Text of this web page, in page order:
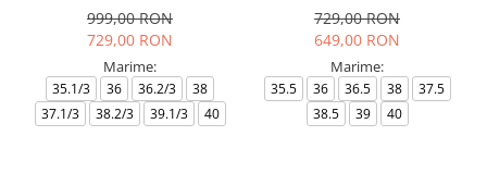
999,00 RON
729,00 RON
Marime:
35.1/3 36 36.2/3
38
37.1/3
38.2/3 39.1/3 40
729,00 RON
649,00 RON
Marime:
35.5 36 36.5 38
37.5
38.5
39 40